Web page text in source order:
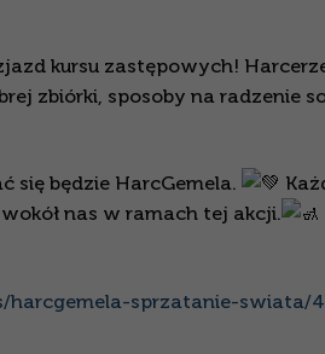
kursu zastępowych!
zbiórki, sposoby na radzenie
się będzie HarcGemela.
nas w ramach tej akcji.
sprzatanie-swiata/